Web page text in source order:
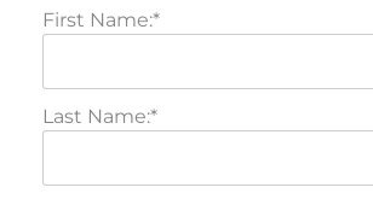
First Name:*
Last Name:*